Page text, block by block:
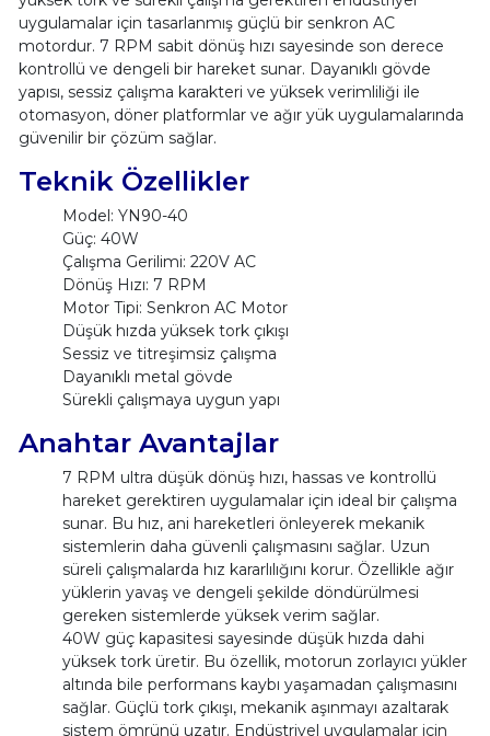
uygulamalar için tasarlanmış güçlü bir senkron AC
motordur. 7 RPM sabit dönüş hızı sayesinde son derece
kontrollü ve dengeli bir hareket sunar. Dayanıklı gövde
yapısı, sessiz çalışma karakteri ve yüksek verimliliği ile
otomasyon, döner platformlar ve ağır yük uygulamalarında
güvenilir bir çözüm sağlar.
Teknik Özellikler
Model: YN90-40
Güç: 40W
Çalışma Gerilimi: 220V AC
Dönüş Hızı: 7 RPM
Motor Tipi: Senkron AC Motor
Düşük hızda yüksek tork çıkışı
Sessiz ve titreşimsiz çalışma
Dayanıklı metal gövde
Sürekli çalışmaya uygun yapı
Anahtar Avantajlar
7 RPM ultra düşük dönüş hızı, hassas ve kontrollü
hareket gerektiren uygulamalar için ideal bir çalışma
sunar. Bu hız, ani hareketleri önleyerek mekanik
sistemlerin daha güvenli çalışmasını sağlar. Uzun
süreli çalışmalarda hız kararlılığını korur. Özellikle ağır
yüklerin yavaş ve dengeli şekilde döndürülmesi
gereken sistemlerde yüksek verim sağlar.
40W güç kapasitesi sayesinde düşük hızda dahi
yüksek tork üretir. Bu özellik, motorun zorlayıcı yükler
altında bile performans kaybı yaşamadan çalışmasını
sağlar. Güçlü tork çıkışı, mekanik aşınmayı azaltarak
sistem ömrünü uzatır. Endüstriyel uygulamalar için